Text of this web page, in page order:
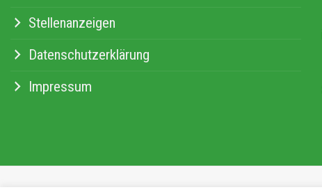
Stellenanzeigen
Datenschutzerklärung
Impressum